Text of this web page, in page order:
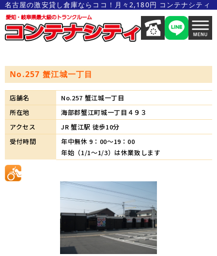
名古屋の激安貸し倉庫ならココ！月々2,180円 コンテナシティ
No.257 蟹江城一丁目
店舗名
No.257 蟹江城一丁目
所在地
海部郡蟹江町城一丁目４９３
アクセス
JR 蟹江駅 徒歩10分
受付時間
年中無休 9：00～19：00
年始（1/1～1/3）は休業致します